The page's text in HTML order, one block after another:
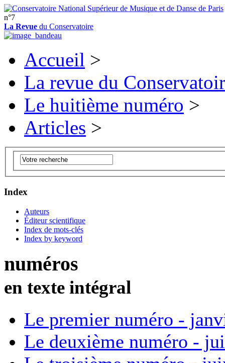
n°7
La Revue du Conservatoire
Accueil >
La revue du
Le huitième numéro >
Articles >
Index
Auteurs
Éditeur scientifique
Index de mots-clés
Index by keyword
numéros
en texte intégral
Le premier numéro -
Le deuxième numéro -